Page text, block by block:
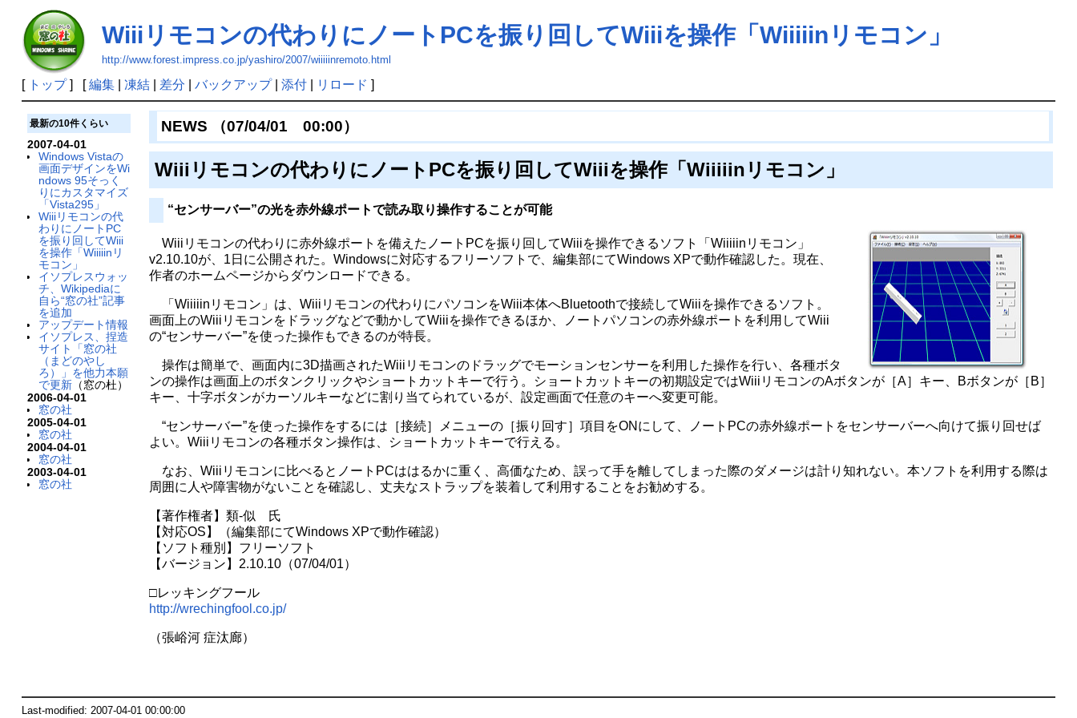
Wiiiリモコンの代わりにノートPCを振り回してWiiiを操作「Wiiiiinリモコン」
http://www.forest.impress.co.jp/yashiro/2007/wiiiiinremoto.html
[ トップ] [編集| 凍結| 差分 バックアップ| 添付| リロード ]
最新の10件くらい
2007-04-01
Windows Vistaの
画面デザインをWi
ndows 95そっく
りにカスタマイズ
「Vista295」
Wiiiリモコンの代
わりにノートPC
を振り回してWiii
を操作「Wiiiiinリ
モコン」
イソプレスウォッ
チ、Wikipediaに
自ら“窓の社”記事
を追加
アップデート情報
イソプレス、捏造
サイト「窓の社
（まどのやし
ろ）」を他力本願
で更新 （窓の杜）
2006-04-01
窓の社
2005-04-01
窓の社
2004-04-01
窓の社
2003-04-01
窓の社
NEWS （07/04/01 00:00）
Wiiiリモコンの代わりにノートPCを振り回してWiiiを操作「Wiiiiinリモコン」
“センサーバー”の光を赤外線ポートで読み取り操作することが可能
Wiiiリモコンの代わりに赤外線ポートを備えたノートPCを振り回してWiiiを操作できるソフト「Wiiiiinリモコン」
v2.10.10が、1日に公開された。Windowsに対応するフリーソフトで、編集部にてWindows XPで動作確認した。現在、
作者のホームページからダウンロードできる。
「Wiiiiinリモコン」は、Wiiiリモコンの代わりにパソコンをWiii本体へBluetoothで接続してWiiiを操作できるソフト。
画面上のWiiiリモコンをドラッグなどで動かしてWiiiを操作できるほか、ノートパソコンの赤外線ポートを利用してWiii
の“センサーバー”を使った操作もできるのが特長。
操作は簡単で、画面内に3D描画されたWiiiリモコンのドラッグでモーションセンサーを利用した操作を行い、各種ボタ
ンの操作は画面上のボタンクリックやショートカットキーで行う。ショートカットキーの初期設定ではWiiiリモコンのAボタンが［A］キー、Bボタンが［B］
キー、十字ボタンがカーソルキーなどに割り当てられているが、設定画面で任意のキーへ変更可能。
“センサーバー”を使った操作をするには［接続］メニューの［振り回す］項目をONにして、ノートPCの赤外線ポートをセンサーバーへ向けて振り回せば
よい。Wiiiリモコンの各種ボタン操作は、ショートカットキーで行える。
なお、Wiiiリモコンに比べるとノートPCははるかに重く、高価なため、誤って手を離してしまった際のダメージは計り知れない。本ソフトを利用する際は
周囲に人や障害物がないことを確認し、丈夫なストラップを装着して利用することをお勧めする。
【著作権者】類-似 氏
【対応OS】（編集部にてWindows XPで動作確認）
【ソフト種別】フリーソフト
【バージョン】2.10.10（07/04/01）
□レッキングフール
http://wrechingfool.co.jp/
（張峪河 症汰廊）
Last-modified: 2007-04-01 00:00:00